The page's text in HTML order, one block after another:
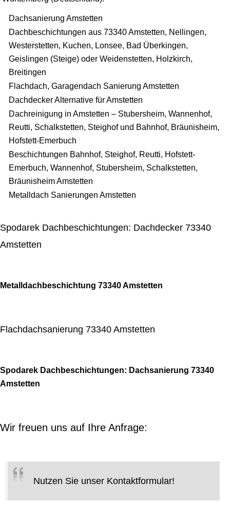
Dachsanierung Amstetten
Dachbeschichtungen aus 73340 Amstetten, Nellingen,
Westerstetten, Kuchen, Lonsee, Bad Überkingen,
Geislingen (Steige) oder Weidenstetten, Holzkirch,
Breitingen
Flachdach, Garagendach Sanierung Amstetten
Dachdecker Alternative für Amstetten
Dachreinigung in Amstetten – Stubersheim, Wannenhof,
Reutti, Schalkstetten, Steighof und Bahnhof, Bräunisheim,
Hofstett-Emerbuch
Beschichtungen Bahnhof, Steighof, Reutti, Hofstett-
Emerbuch, Wannenhof, Stubersheim, Schalkstetten,
Bräunisheim Amstetten
Metalldach Sanierungen Amstetten
Spodarek Dachbeschichtungen: Dachdecker 73340
Amstetten
Metalldachbeschichtung 73340 Amstetten
Flachdachsanierung 73340 Amstetten
Spodarek Dachbeschichtungen: Dachsanierung 73340
Amstetten
Wir freuen uns auf Ihre Anfrage:
Nutzen Sie unser Kontaktformular!